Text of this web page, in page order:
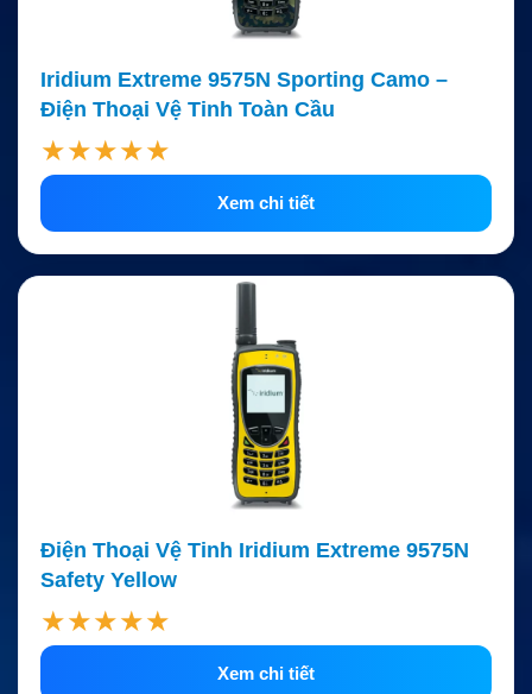
Iridium Extreme 9575N Sporting Camo –
Điện Thoại Vệ Tinh Toàn Cầu
★★★★★
Xem chi tiết
Điện Thoại Vệ Tinh Iridium Extreme 9575N
Safety Yellow
★★★★★
Xem chi tiết